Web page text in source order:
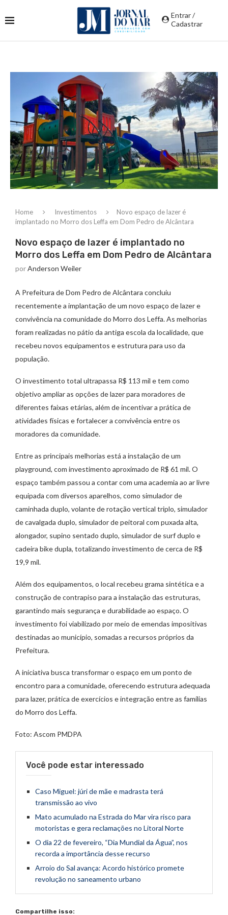
Entrar /
Cadastrar
Home Investimentos
Novo espaço de lazer é
implantado no Morro dos Leffa em Dom Pedro de Alcântara
Novo espaço de lazer é implantado no
Morro dos Leffa em Dom Pedro de Alcântara
porAnderson Weiler
A Prefeitura de Dom Pedro de Alcântara concluiu
recentemente a implantação de um novo espaço de lazer e
convivência na comunidade do Morro dos Leffa. As melhorias
foram realizadas no pátio da antiga escola da localidade, que
recebeu novos equipamentos e estrutura para uso da
população.
O investimento total ultrapassa R$ 113 mil e tem como
objetivo ampliar as opções de lazer para moradores de
diferentes faixas etárias, além de incentivar a prática de
atividades físicas e fortalecer a convivência entre os
moradores da comunidade.
Entre as principais melhorias está a instalação de um
playground, com investimento aproximado de R$ 61 mil. O
espaço também passou a contar com uma academia ao ar livre
equipada com diversos aparelhos, como simulador de
caminhada duplo, volante de rotação vertical triplo, simulador
de cavalgada duplo, simulador de peitoral com puxada alta,
alongador, supino sentado duplo, simulador de surf duplo e
cadeira bike dupla, totalizando investimento de cerca de R$
19,9 mil.
Além dos equipamentos, o local recebeu grama sintética e a
construção de contrapiso para a instalação das estruturas,
garantindo mais segurança e durabilidade ao espaço. O
investimento foi viabilizado por meio de emendas impositivas
destinadas ao município, somadas a recursos próprios da
Prefeitura.
A iniciativa busca transformar o espaço em um ponto de
encontro para a comunidade, oferecendo estrutura adequada
para lazer, prática de exercícios e integração entre as famílias
do Morro dos Leffa.
Foto: Ascom PMDPA
Você pode estar interessado
Caso Miguel: júri de mãe e madrasta terá
transmissão ao vivo
Mato acumulado na Estrada do Mar vira risco para
motoristas e gera reclamações no Litoral Norte
O dia 22 de fevereiro, “Dia Mundial da Água”, nos
recorda a importância desse recurso
Arroio do Sal avança: Acordo histórico promete
revolução no saneamento urbano
Compartilhe isso: